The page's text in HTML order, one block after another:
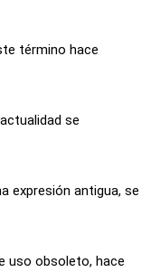
término hace
se
expresión antigua, se
uso obsoleto, hace